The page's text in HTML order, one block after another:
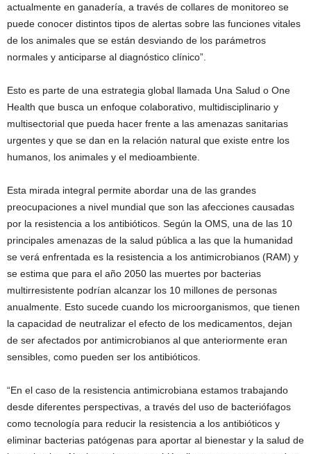
actualmente en ganadería, a través de collares de monitoreo se
puede conocer distintos tipos de alertas sobre las funciones vitales
de los animales que se están desviando de los parámetros
normales y anticiparse al diagnóstico clínico”.
Esto es parte de una estrategia global llamada Una Salud o One
Health que busca un enfoque colaborativo, multidisciplinario y
multisectorial que pueda hacer frente a las amenazas sanitarias
urgentes y que se dan en la relación natural que existe entre los
humanos, los animales y el medioambiente.
Esta mirada integral permite abordar una de las grandes
preocupaciones a nivel mundial que son las afecciones causadas
por la resistencia a los antibióticos. Según la OMS, una de las 10
principales amenazas de la salud pública a las que la humanidad
se verá enfrentada es la resistencia a los antimicrobianos (RAM) y
se estima que para el año 2050 las muertes por bacterias
multirresistente podrían alcanzar los 10 millones de personas
anualmente. Esto sucede cuando los microorganismos, que tienen
la capacidad de neutralizar el efecto de los medicamentos, dejan
de ser afectados por antimicrobianos al que anteriormente eran
sensibles, como pueden ser los antibióticos.
“En el caso de la resistencia antimicrobiana estamos trabajando
desde diferentes perspectivas, a través del uso de bacteriófagos
como tecnología para reducir la resistencia a los antibióticos y
eliminar bacterias patógenas para aportar al bienestar y la salud de